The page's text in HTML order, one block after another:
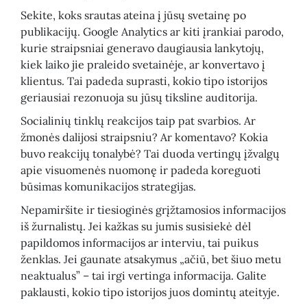
Sekite, koks srautas ateina į jūsų svetainę po
publikacijų. Google Analytics ar kiti įrankiai parodo,
kurie straipsniai generavo daugiausia lankytojų,
kiek laiko jie praleido svetainėje, ar konvertavo į
klientus. Tai padeda suprasti, kokio tipo istorijos
geriausiai rezonuoja su jūsų tiksline auditorija.
Socialinių tinklų reakcijos taip pat svarbios. Ar
žmonės dalijosi straipsniu? Ar komentavo? Kokia
buvo reakcijų tonalybė? Tai duoda vertingų įžvalgų
apie visuomenės nuomonę ir padeda koreguoti
būsimas komunikacijos strategijas.
Nepamiršite ir tiesioginės grįžtamosios informacijos
iš žurnalistų. Jei kažkas su jumis susisiekė dėl
papildomos informacijos ar interviu, tai puikus
ženklas. Jei gaunate atsakymus „ačiū, bet šiuo metu
neaktualus” – tai irgi vertinga informacija. Galite
paklausti, kokio tipo istorijos juos domintų ateityje.